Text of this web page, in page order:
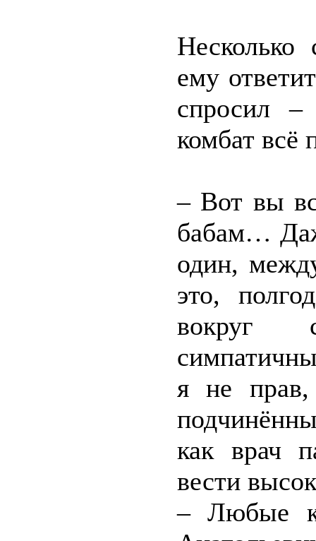
ему
спросил
комбат всё
– Вот вы
бабам…
один,
это,
вокруг
я не
как врач
вести
– Любые